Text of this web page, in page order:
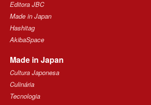
Editora JBC
Made in Japan
Hashitag
AkibaSpace
Made in Japan
Cultura Japonesa
Culinária
Tecnologia